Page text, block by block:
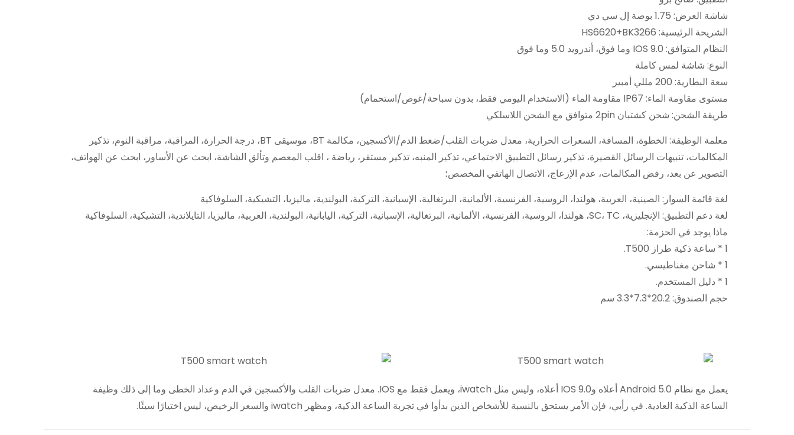
شاشة العرض: 1.75 بوصة إل سي دي
الشريحة الرئيسية: HS6620+BK3266
النظام المتوافق: IOS 9.0 وما فوق، أندرويد 5.0 وما فوق
النوع: شاشة لمس كاملة
سعة البطارية: 200 مللي أمبير
مستوى مقاومة الماء: IP67 مقاومة الماء (الاستخدام اليومي فقط، بدون سباحة/غوص/استحمام)
طريقة الشحن: شحن كشتبان 2pin متوافق مع الشحن اللاسلكي
معلمة الوظيفة: الخطوة، المسافة، السعرات الحرارية، معدل ضربات القلب/ضغط الدم/الأكسجين، مكالمة BT، موسيقى BT، درجة الحرارة، المراقبة، مراقبة النوم، تذكير
المكالمات، تنبيهات الرسائل القصيرة، تذكير رسائل التطبيق الاجتماعي، تذكير المنبه، تذكير مستقر، رياضة ، اقلب المعصم وتألق الشاشة، ابحث عن الأساور، ابحث عن الهواتف،
التصوير عن بعد، رفض المكالمات، عدم الإزعاج، الاتصال الهاتفي المخصص؛
لغة قائمة السوار: الصينية، العربية، هولندا، الروسية، الفرنسية، الألمانية، البرتغالية، الإسبانية، التركية، البولندية، ماليزيا، التشيكية، السلوفاكية
لغة دعم التطبيق: الإنجليزية، SC، TC، هولندا، الروسية، الفرنسية، الألمانية، البرتغالية، الإسبانية، التركية، اليابانية، البولندية، العربية، ماليزيا، التايلاندية، التشيكية، السلوفاكية
ماذا يوجد في الحزمة:
1 * ساعة ذكية طراز T500.
1 * شاحن مغناطيسي.
1 * دليل المستخدم.
حجم الصندوق: 20.2*7.3*3.3 سم
يعمل مع نظام Android 5.0 أعلاه وIOS 9.0 أعلاه، وليس مثل iwatch، ويعمل فقط مع IOS. معدل ضربات القلب والأكسجين في الدم وعداد الخطى وما إلى ذلك وظيفة
الساعة الذكية العادية. في رأيي، فإن الأمر يستحق بالنسبة للأشخاص الذين بدأوا في تجربة الساعة الذكية، ومظهر iwatch والسعر الرخيص، ليس اختيارًا سيئًا.